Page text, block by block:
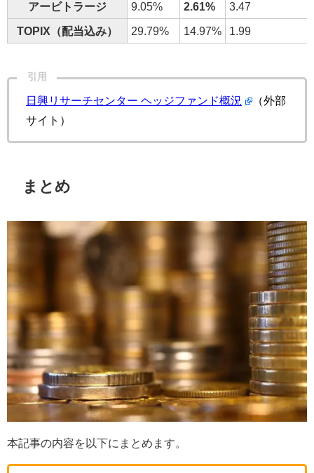
アービトラージ 9.05% 2.61% 3.47
TOPIX（配当込み） 29.79% 14.97% 1.99
引用
日興リサーチセンター ヘッジファンド概況
（外部
サイト）
まとめ
本記事の内容を以下にまとめます。